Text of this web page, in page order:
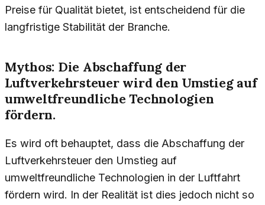
Preise für Qualität bietet, ist entscheidend für die
langfristige Stabilität der Branche.
Mythos: Die Abschaffung der
Luftverkehrsteuer wird den Umstieg auf
umweltfreundliche Technologien
fördern.
Es wird oft behauptet, dass die Abschaffung der
Luftverkehrsteuer den Umstieg auf
umweltfreundliche Technologien in der Luftfahrt
fördern wird. In der Realität ist dies jedoch nicht so